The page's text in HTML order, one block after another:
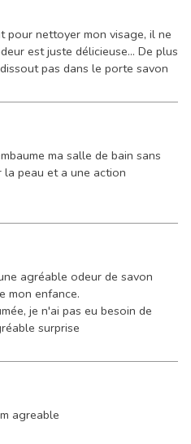
pour nettoyer mon visage, il ne
est juste délicieuse… De plus
pas dans le porte savon
ma salle de bain sans
peau et a une action
agréable odeur de savon
mon enfance.
je n'ai pas eu besoin de
surprise
agreable